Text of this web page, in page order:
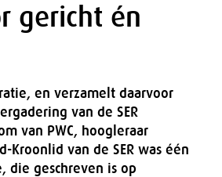
gericht én
en verzamelt daarvoor
van de SER
van PWC, hoogleraar
Kroonlid van de SER was één
die geschreven is op